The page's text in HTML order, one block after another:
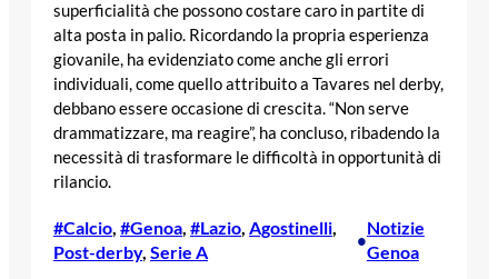
superficialità che possono costare caro in partite di
alta posta in palio. Ricordando la propria esperienza
giovanile, ha evidenziato come anche gli errori
individuali, come quello attribuito a Tavares nel derby,
debbano essere occasione di crescita. “Non serve
drammatizzare, ma reagire”, ha concluso, ribadendo la
necessità di trasformare le difficoltà in opportunità di
rilancio.
#Calcio #Genoa #Lazio Agostinelli
Post-derby, Serie A
•
Notizie
Genoa